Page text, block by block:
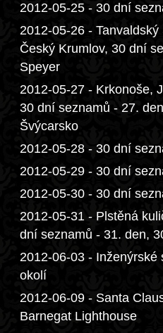
2012-05-25 - 30 dní
2012-05-26 -
Český Krumlov, 30 dní
Speyer
2012-05-27 - Krkonoše,
30 dní seznamů - 27.
Švýcarsko
2012-05-28 - 30 dní
2012-05-29 - 30 dní
2012-05-30 - 30 dní
2012-05-31 - Plstěná
dní seznamů - 31. den,
2012-06-03 - Inženýrské
okolí
2012-06-09 - Santa
Barnegat Lighthouse